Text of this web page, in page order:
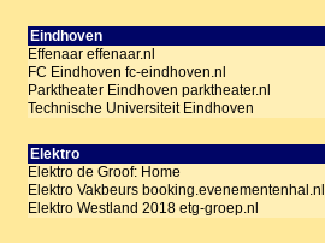
Eindhoven
Effenaar effenaar.nl
FC Eindhoven fc-eindhoven.nl
Parktheater Eindhoven parktheater.nl
Technische Universiteit Eindhoven
Elektro
Elektro de Groof: Home
Elektro Vakbeurs booking.evenementenhal.nl
Elektro Westland 2018 etg-groep.nl